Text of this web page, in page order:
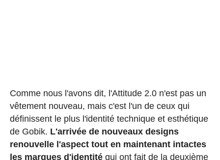
Comme nous l'avons dit, l'Attitude 2.0 n'est pas un
vêtement nouveau, mais c'est l'un de ceux qui
définissent le plus l'identité technique et esthétique
de Gobik. L'arrivée de nouveaux designs
renouvelle l'aspect tout en maintenant intactes
les marques d'identitéqui ont fait de la deuxième